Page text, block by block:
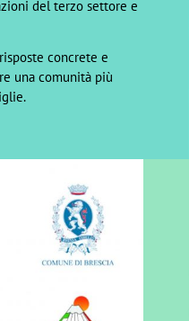
del terzo settore e
concrete e
una comunità più